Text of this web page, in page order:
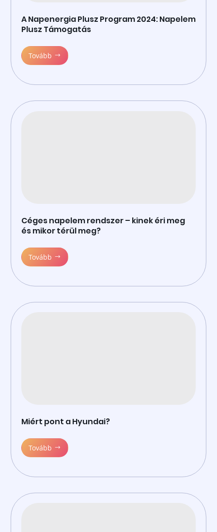
A Napenergia Plusz Program 2024: Napelem
Plusz Támogatás
Tovább
Céges napelem rendszer – kinek éri meg
és mikor térül meg?
Tovább
Miért pont a Hyundai?
Tovább